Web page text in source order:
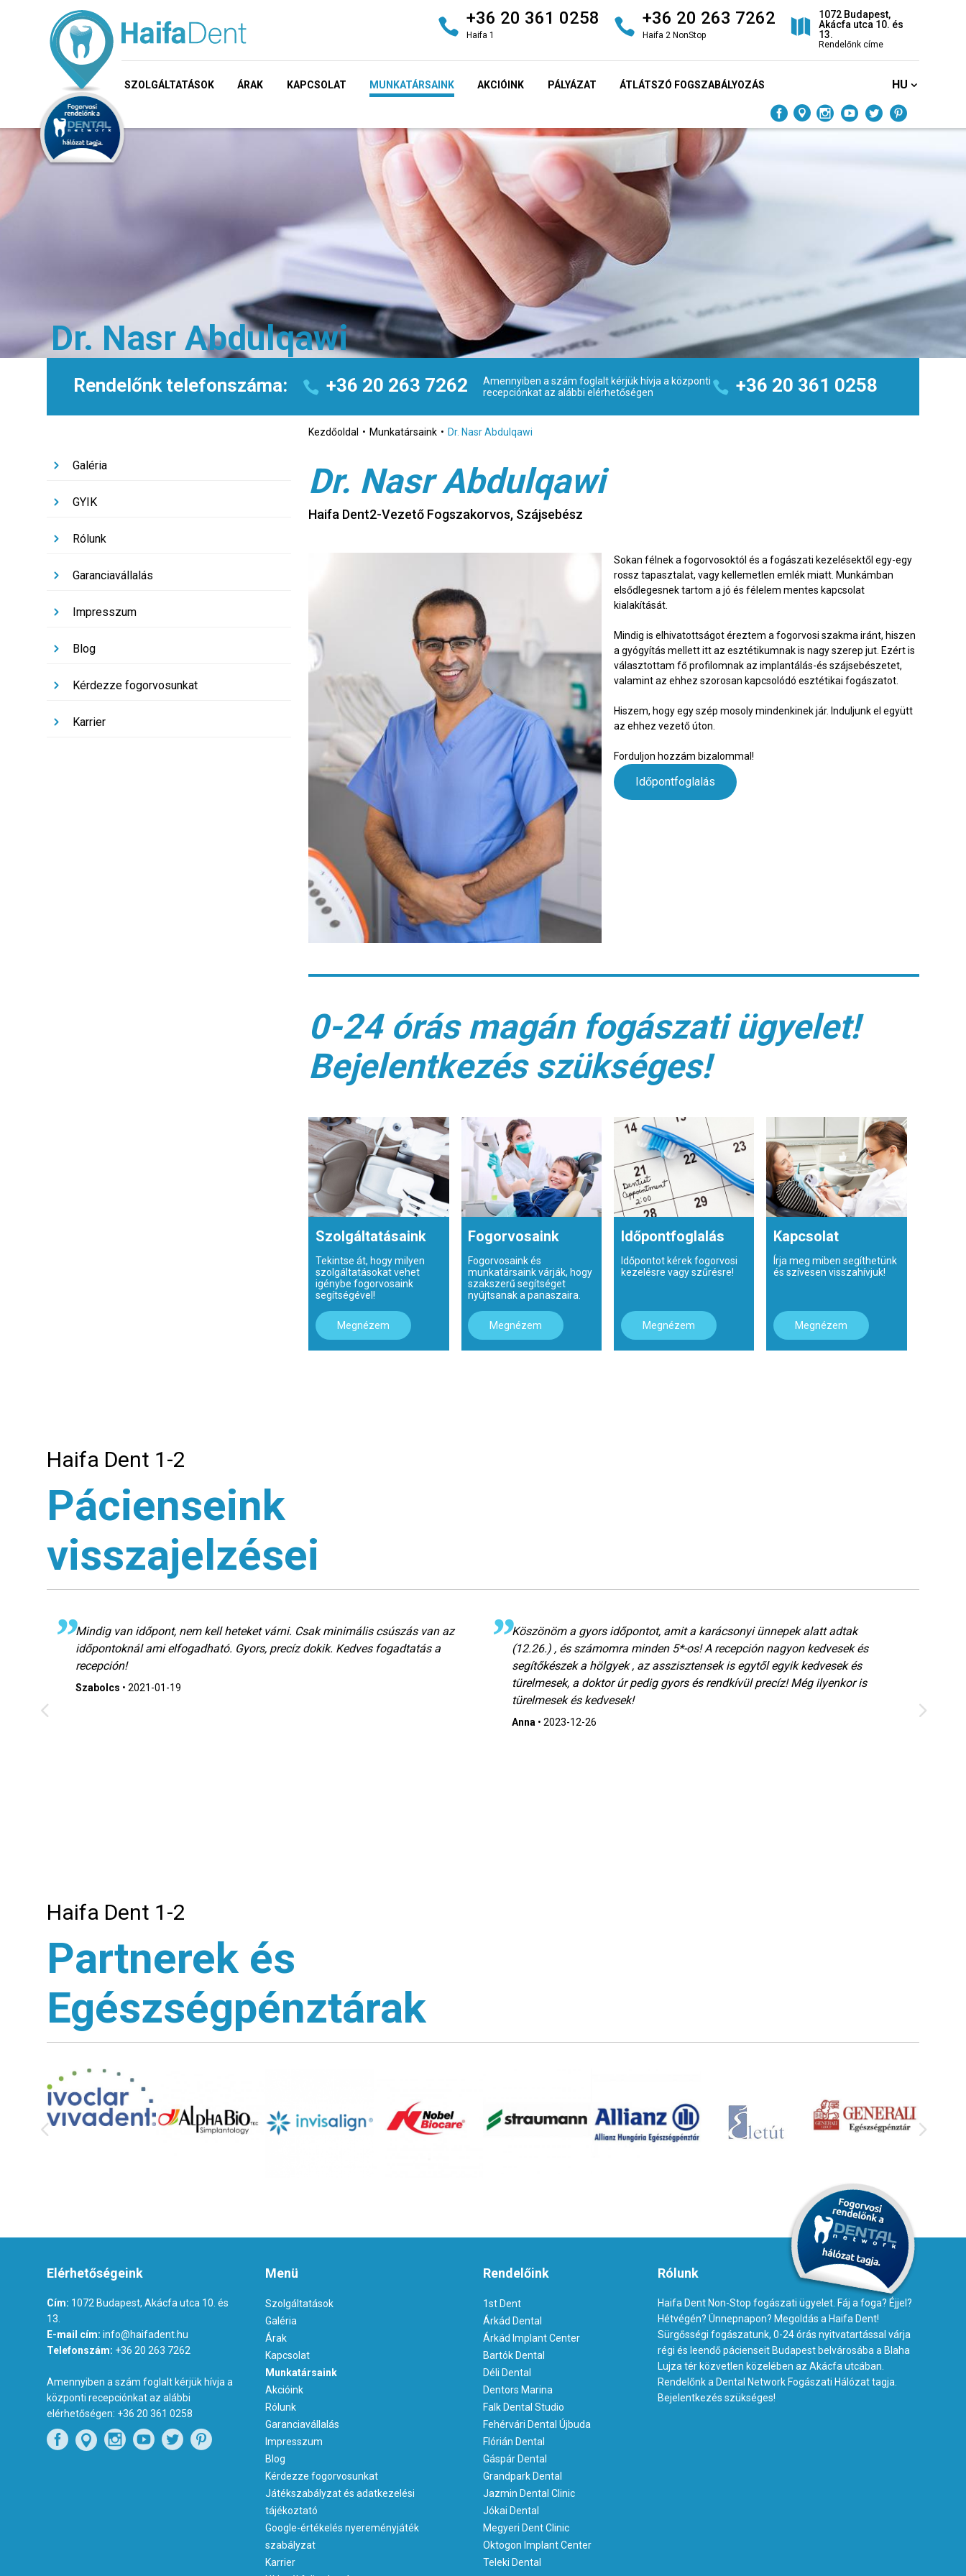
+36 20 361 0258
Haifa 1
+36 20 263 7262
Haifa 2 NonStop
1072 Budapest,
Akácfa utca 10. és
13.
Rendelőnk címe
SZOLGÁLTATÁSOK ÁRAK KAPCSOLAT MUNKATÁRSAINK AKCIÓINK PÁLYÁZAT ÁTLÁTSZÓ FOGSZABÁLYOZÁS HU
Dr. Nasr Abdulqawi
Rendelőnk telefonszáma: +36 20 263 7262
Amennyiben a szám foglalt kérjük hívja a központi
recepciónkat az alábbi elérhetőségen
+36 20 361 0258
Galéria
GYIK
Rólunk
Garanciavállalás
Impresszum
Blog
Kérdezze fogorvosunkat
Karrier
Kezdőoldal Munkatársaink Dr. Nasr Abdulqawi
Dr. Nasr Abdulqawi
Haifa Dent2-Vezető Fogszakorvos, Szájsebész
Sokan félnek a fogorvosoktól és a fogászati kezelésektől egy-egy
rossz tapasztalat, vagy kellemetlen emlék miatt. Munkámban
elsődlegesnek tartom a jó és félelem mentes kapcsolat
kialakítását.
Mindig is elhivatottságot éreztem a fogorvosi szakma iránt, hiszen
a gyógyítás mellett itt az esztétikumnak is nagy szerep jut. Ezért is
választottam fő profilomnak az implantálás-és szájsebészetet,
valamint az ehhez szorosan kapcsolódó esztétikai fogászatot.
Hiszem, hogy egy szép mosoly mindenkinek jár. Induljunk el együtt
az ehhez vezető úton.
Forduljon hozzám bizalommal!
Időpontfoglalás
0-24 órás magán fogászati ügyelet!
Bejelentkezés szükséges!
Szolgáltatásaink
Tekintse át, hogy milyen
szolgáltatásokat vehet
igénybe fogorvosaink
segítségével!
Megnézem
Fogorvosaink
Fogorvosaink és
munkatársaink várják, hogy
szakszerű segítséget
nyújtsanak a panaszaira.
Megnézem
Időpontfoglalás
Időpontot kérek fogorvosi
kezelésre vagy szűrésre!
Megnézem
Kapcsolat
Írja meg miben segíthetünk
és szívesen visszahívjuk!
Megnézem
Haifa Dent 1-2
Pácienseink
visszajelzései
Mindig van időpont, nem kell heteket várni. Csak minimális csúszás van az
időpontoknál ami elfogadható. Gyors, precíz dokik. Kedves fogadtatás a
recepción!
Szabolcs •2021-01-19
Köszönöm a gyors időpontot, amit a karácsonyi ünnepek alatt adtak
(12.26.) , és számomra minden 5*-os! A recepción nagyon kedvesek és
segítőkészek a hölgyek , az asszisztensek is egytől egyik kedvesek és
türelmesek, a doktor úr pedig gyors és rendkívül precíz! Még ilyenkor is
türelmesek és kedvesek!
Anna •2023-12-26
Haifa Dent 1-2
Partnerek és
Egészségpénztárak
Elérhetőségeink
Cím: 1072 Budapest, Akácfa utca 10. és
13.
E-mail cím: info@haifadent.hu
Telefonszám: +36 20 263 7262
Amennyiben a szám foglalt kérjük hívja a
központi recepciónkat az alábbi
elérhetőségen: +36 20 361 0258
Menü
Szolgáltatások
Galéria
Árak
Kapcsolat
Munkatársaink
Akcióink
Rólunk
Garanciavállalás
Impresszum
Blog
Kérdezze fogorvosunkat
Játékszabályzat és adatkezelési
tájékoztató
Google-értékelés nyereményjáték
szabályzat
Karrier
Rendelőink
1st Dent
Árkád Dental
Árkád Implant Center
Bartók Dental
Déli Dental
Dentors Marina
Falk Dental Studio
Fehérvári Dental Újbuda
Flórián Dental
Gáspár Dental
Grandpark Dental
Jazmin Dental Clinic
Jókai Dental
Megyeri Dent Clinic
Oktogon Implant Center
Teleki Dental
Rólunk
Haifa Dent Non-Stop fogászati ügyelet. Fáj a foga? Éjjel?
Hétvégén? Ünnepnapon? Megoldás a Haifa Dent!
Sürgősségi fogászatunk, 0-24 órás nyitvatartással várja
régi és leendő pácienseit Budapest belvárosába a Blaha
Lujza tér közvetlen közelében az Akácfa utcában.
Rendelőnk a Dental Network Fogászati Hálózat tagja.
Bejelentkezés szükséges!